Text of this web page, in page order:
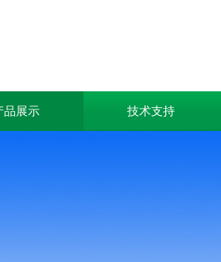
品展示 技术支持